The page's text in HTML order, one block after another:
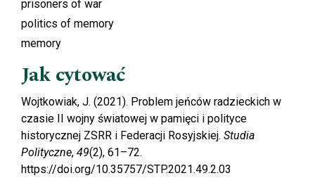
prisoners of war
politics of memory
memory
Jak cytować
Wojtkowiak, J. (2021). Problem jeńców radzieckich w
czasie II wojny światowej w pamięci i polityce
historycznej ZSRR i Federacji Rosyjskiej. Studia
Polityczne, 49(2), 61–72.
https://doi.org/10.35757/STP.2021.49.2.03